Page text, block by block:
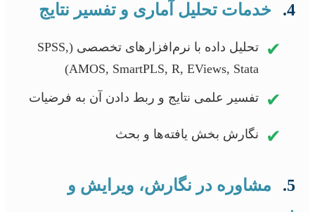
4. خدمات تحلیل آماری و تفسیر نتایج
✔
تحلیل داده با نرم‌افزارهای تخصصی (SPSS,
AMOS, SmartPLS, R, EViews, Stata)
✔ تفسیر علمی نتایج و ربط دادن آن به فرضیات
✔ نگارش بخش یافته‌ها و بحث
5.
مشاوره در نگارش، ویرایش و